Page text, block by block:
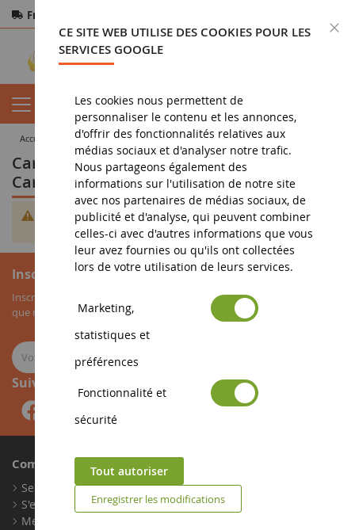
Frais de port offerts
Paiement sécurisé Retours
accueil vehicule miniature Caravane et remorque
Caravane et remorque - SOLIDO -
Caravane
Impossible de trouver des produits correspondants à votre
sélection.
Inscription à la newsletter
Inscrivez-vous à notre newsletter pour recevoir nos bons plans, ainsi
que nos nouveautés sur les miniatures agricoles.
Suivez-nous
Compte
Se connecter
S'enregistrer
Mes points de fidélité
CE SITE WEB UTILISE DES COOKIES POUR LES
SERVICES GOOGLE
Les cookies nous permettent de
personnaliser le contenu et les annonces,
d'offrir des fonctionnalités relatives aux
médias sociaux et d'analyser notre trafic.
Nous partageons également des
informations sur l'utilisation de notre site
avec nos partenaires de médias sociaux, de
publicité et d'analyse, qui peuvent combiner
celles-ci avec d'autres informations que vous
leur avez fournies ou qu'ils ont collectées
lors de votre utilisation de leurs services.
Marketing,
statistiques et
préférences
Fonctionnalité et
sécurité
Tout autoriser
Enregistrer les modifications